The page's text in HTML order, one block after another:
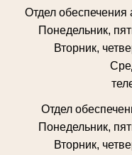
Отдел обеспечения
Понедельник,
Вторник,
Отдел
Понедельник,
Вторник,